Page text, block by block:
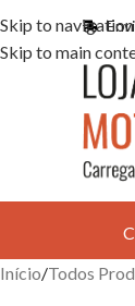
Skip to navigation
Skip to main
Início Todos